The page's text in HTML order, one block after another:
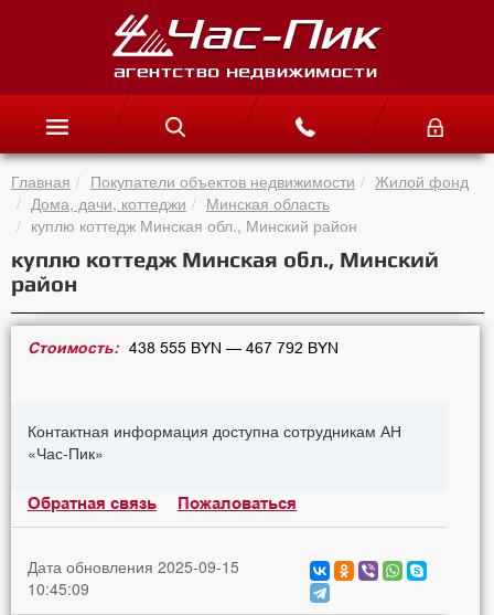
Главная Покупатели объектов недвижимости
Жилой фонд
Дома, дачи, коттеджи
Минская область
куплю коттедж Минская обл., Минский район
куплю коттедж Минская обл., Минский
район
Стоимость: 438 555 BYN — 467 792 BYN
Контактная информация доступна сотрудникам АН
«Час-Пик»
Обратная связь Пожаловаться
Дата обновления 2025-09-15
10:45:09